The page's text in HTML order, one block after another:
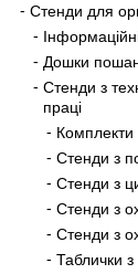
Стенди для
Дошки
Стенди з
праці
Комплекти
Стенди з
Стенди з
Стенди з
Стенди з
Таблички з